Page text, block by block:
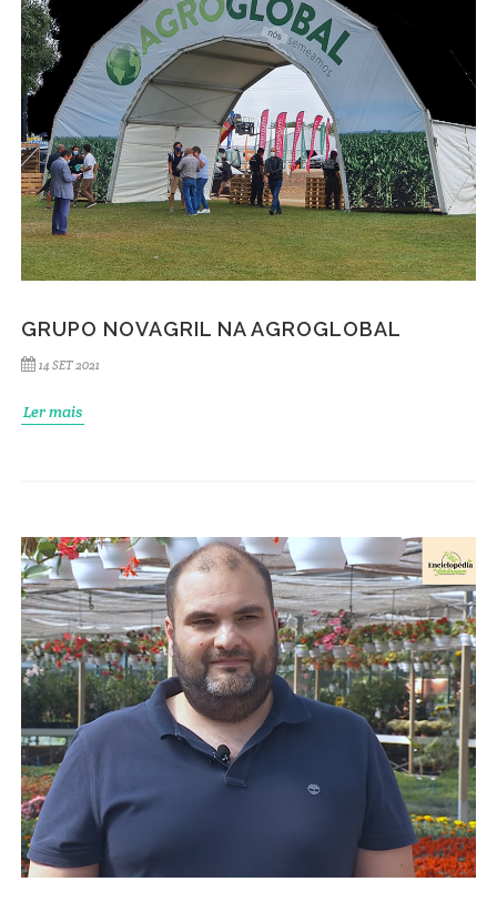
GRUPO NOVAGRIL NA AGROGLOBAL
14 SET 2021
Ler mais